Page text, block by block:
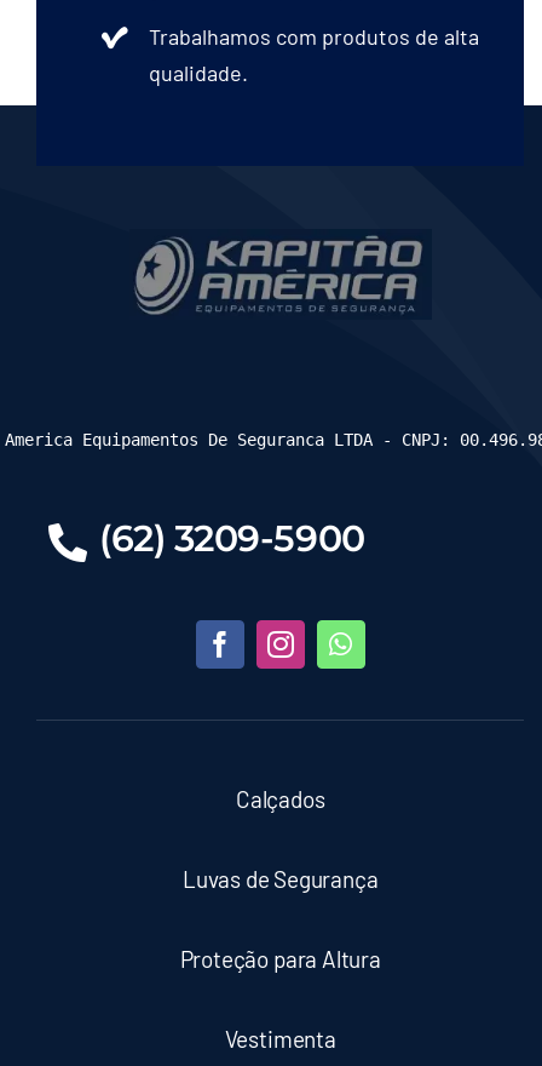
Trabalhamos com produtos de alta
qualidade.
(62) 3209-5900
Calçados
Luvas de Segurança
Proteção para Altura
Vestimenta
Equipamentos De Seguranca LTDA - CNPJ: